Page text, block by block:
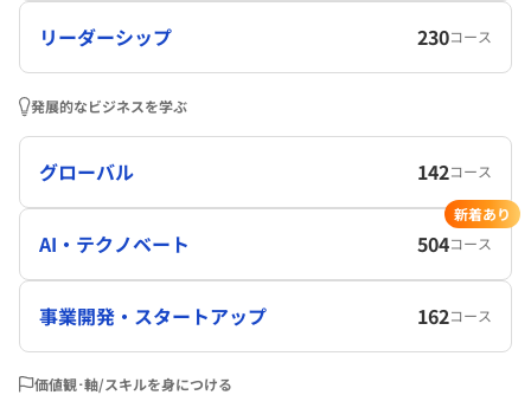
リーダーシップ 230コース
発展的なビジネスを学ぶ
グローバル 142コース
AI・テクノベート 504コース
新着あり
事業開発・スタートアップ 162コース
価値観･軸/スキルを身につける